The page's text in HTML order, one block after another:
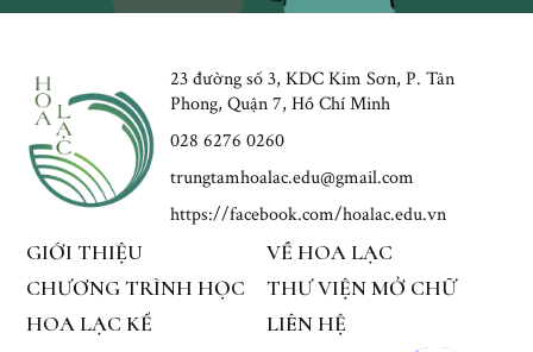
23 đường số 3, KDC Kim Sơn, P. Tân
Phong, Quận 7, Hồ Chí Minh
028 6276 0260
trungtamhoalac.edu@gmail.com
https://facebook.com/hoalac.edu.vn
GIỚI THIỆU
VỀ HOA LẠC
CHƯƠNG TRÌNH HỌC
THƯ VIỆN MỞ CHỮ
HOA LẠC KỂ
LIÊN HỆ